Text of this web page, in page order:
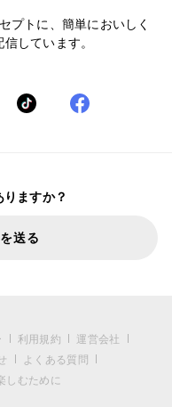
プトに、簡単においしく
しています。
ますか？
送る
利用規約
運営会社
よくある質問
しむために